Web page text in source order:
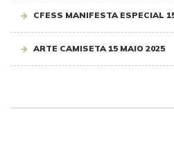
CFESS MANIFESTA ESPECIAL
ARTE CAMISETA 15 MAIO 2025